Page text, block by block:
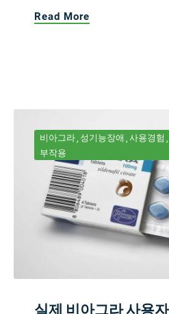
Read More
비아그라 성기능장애 사용경험
부작용
실제 비아그라 사용